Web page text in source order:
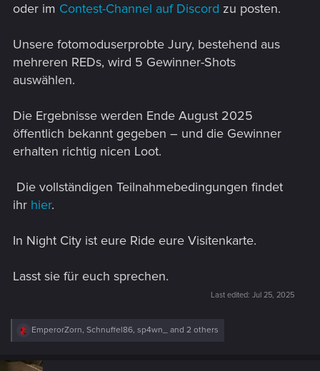
oder im Contest-Channel auf Discord zu posten.
Unsere fotomoduserprobte Jury, bestehend aus
mehreren REDs, wird 5 Gewinner-Shots
auswählen.
Die Ergebnisse werden Ende August 2025
öffentlich bekannt gegeben – und die Gewinner
erhalten richtig nicen Loot.
Die vollständigen Teilnahmebedingungen findet
ihr hier.
In Night City ist eure Ride eure Visitenkarte.
Lasst sie für euch sprechen.
Last edited: Jul 25, 2025
R
c
EmperorZorn, Schnuffel86, sp4wn_ and 2 others